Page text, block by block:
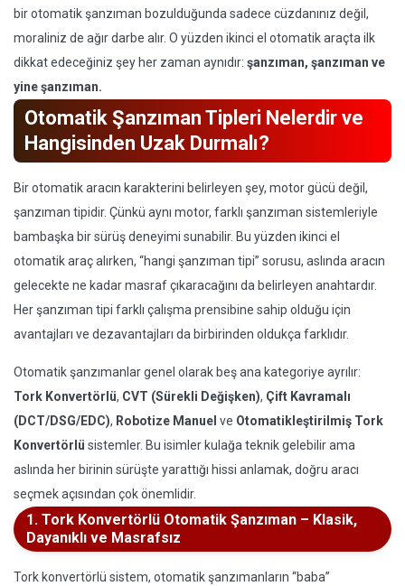
bir otomatik şanzıman bozulduğunda sadece cüzdanınız değil,
moraliniz de ağır darbe alır. O yüzden ikinci el otomatik araçta ilk
dikkat edeceğiniz şey her zaman aynıdır: şanzıman, şanzıman ve
yine şanzıman.
Otomatik Şanzıman Tipleri Nelerdir ve
Hangisinden Uzak Durmalı?
Bir otomatik aracın karakterini belirleyen şey, motor gücü değil,
şanzıman tipidir. Çünkü aynı motor, farklı şanzıman sistemleriyle
bambaşka bir sürüş deneyimi sunabilir. Bu yüzden ikinci el
otomatik araç alırken, “hangi şanzıman tipi” sorusu, aslında aracın
gelecekte ne kadar masraf çıkaracağını da belirleyen anahtardır.
Her şanzıman tipi farklı çalışma prensibine sahip olduğu için
avantajları ve dezavantajları da birbirinden oldukça farklıdır.
Otomatik şanzımanlar genel olarak beş ana kategoriye ayrılır:
Tork Konvertörlü, CVT (Sürekli Değişken), Çift Kavramalı
(DCT/DSG/EDC), Robotize Manuel ve Otomatikleştirilmiş Tork
Konvertörlü sistemler. Bu isimler kulağa teknik gelebilir ama
aslında her birinin sürüşte yarattığı hissi anlamak, doğru aracı
seçmek açısından çok önemlidir.
1. Tork Konvertörlü Otomatik Şanzıman – Klasik,
Dayanıklı ve Masrafsız
Tork konvertörlü sistem, otomatik şanzımanların “baba”